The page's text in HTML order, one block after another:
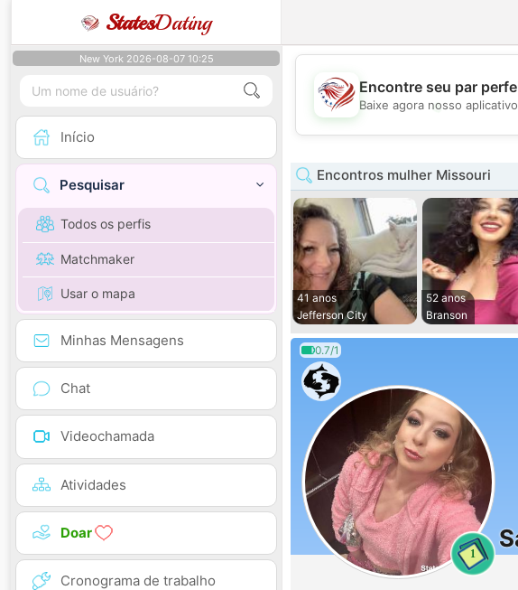
StatesDating
New York 2026-08-07 10:25
Início
Pesquisar
Todos os perfis
Matchmaker
Usar o mapa
Minhas Mensagens
Chat
Videochamada
Atividades
Doar
Cronograma de trabalho
Encontre seu par
Baixe agora nosso
Encontros mulher Missouri
41 anos
Jefferson City
52 anos
Branson
0.7/1
1